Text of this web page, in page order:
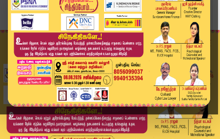
Home
வீடியோ ஸ்டோரி
LIVE : திருப்பூரில் ஸ்டாலின் பிரசார பரப்புரை | ...